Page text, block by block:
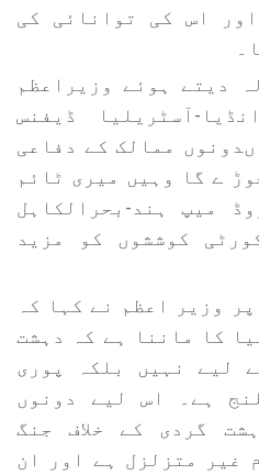
اس کی توانائی کی
دیتے ہوئے وزیراعظم
آسٹریلیا ڈیفنس
ممالک کے دفاعی
ے گا وہیں میری ٹائم
میپ ہند-بحرالکاہل
کوششوں کو مزید
وزیر اعظم نے کہا کہ
کا ماننا ہے کہ دہشت
لیے نہیں بلکہ پوری
ہے۔ اس لیے دونوں
گردی کے خلاف جنگ
غیر متزلزل ہے اور ان